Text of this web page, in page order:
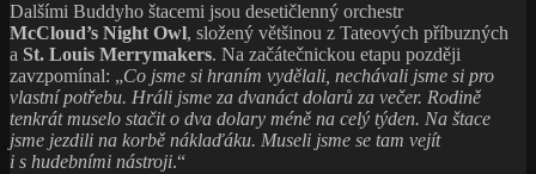
Dalšími Buddyho štacemi jsou desetičlenný orchestr
McCloud’s Night Owl, složený většinou z Tateových příbuzných
a St. Louis Merrymakers. Na začátečnickou etapu později
zavzpomínal: „Co jsme si hraním vydělali, nechávali jsme si pro
vlastní potřebu. Hráli jsme za dvanáct dolarů za večer. Rodině
tenkrát muselo stačit o dva dolary méně na celý týden. Na štace
jsme jezdili na korbě náklaďáku. Museli jsme se tam vejít
i s hudebními nástroji.“